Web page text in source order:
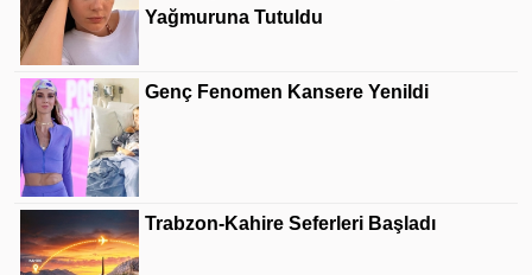
Yağmuruna Tutuldu
Genç Fenomen Kansere Yenildi
Trabzon-Kahire Seferleri Başladı